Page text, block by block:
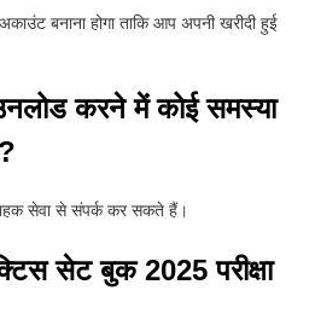
बनाना होगा ताकि आप अपनी खरीदी हुई
करने में कोई समस्या
सेवा से संपर्क कर सकते हैं।
सेट बुक 2025 परीक्षा